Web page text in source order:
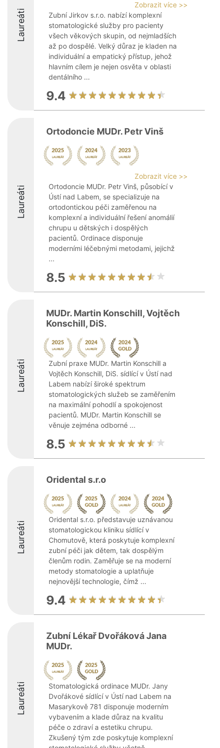
Laureáti
Zobrazit více >>
Zubní Jirkov s.r.o. nabízí komplexní
stomatologické služby pro pacienty
všech věkových skupin, od nejmladších
až po dospělé. Velký důraz je kladen na
individuální a empatický přístup, jehož
hlavním cílem je nejen osvěta v oblasti
dentálního ...
9.4
Laureáti
Ortodoncie MUDr. Petr Vinš
Zobrazit více >>
Ortodoncie MUDr. Petr Vinš, působící v
Ústí nad Labem, se specializuje na
ortodontickou péči zaměřenou na
komplexní a individuální řešení anomálií
chrupu u dětských i dospělých
pacientů. Ordinace disponuje
moderními léčebnými metodami, jejichž
...
8.5
Laureáti
MUDr. Martin Konschill, Vojtěch
Konschill, DiS.
Zubní praxe MUDr. Martin Konschill a
Vojtěch Konschill, DiS. sídlící v Ústí nad
Labem nabízí široké spektrum
stomatologických služeb se zaměřením
na maximální pohodlí a spokojenost
pacientů. MUDr. Martin Konschill se
věnuje zejména odborné ...
8.5
Laureáti
Oridental s.r.o
Oridental s.r.o. představuje uznávanou
stomatologickou kliniku sídlící v
Chomutově, která poskytuje komplexní
zubní péči jak dětem, tak dospělým
členům rodin. Zaměřuje se na moderní
metody stomatologie a uplatňuje
nejnovější technologie, čímž ...
9.4
Laureáti
Zubní Lékař Dvořáková Jana
MUDr.
Stomatologická ordinace MUDr. Jany
Dvořákové sídlící v Ústí nad Labem na
Masarykově 781 disponuje moderním
vybavením a klade důraz na kvalitu
péče o zdraví a estetiku chrupu.
Zkušený tým zde poskytuje komplexní